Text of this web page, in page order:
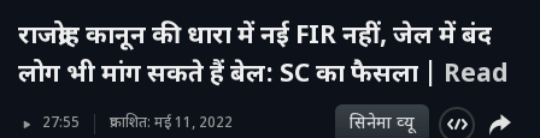
राजद्रोह कानून की धारा में नई FIR नहीं, जेल में बंद
लोग भी मांग सकते हैं बेल: SC का फैसला | Read
27:55 प्रकाशित: मई 11, 2022 सिनेमा व्‍यू